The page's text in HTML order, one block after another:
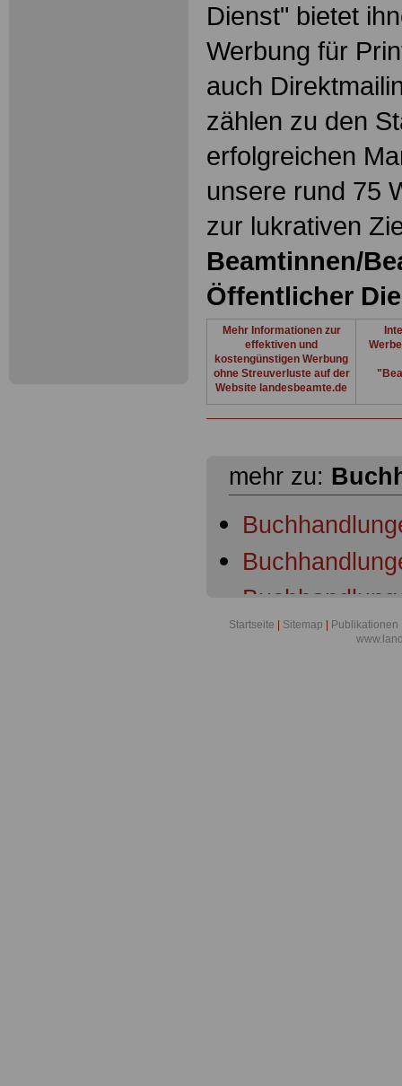
Dienst" bietet
Werbung für
auch
zählen zu den
erfolgreichen
unsere rund 75
zur lukrativen
Beamtinnen/
Öffentlicher
Mehr Informationen zur
effektiven und
kostengünstigen Werbung
ohne Streuverluste auf der
Website landesbeamte.de
mehr zu:
Startseite Sitemap Publikationen